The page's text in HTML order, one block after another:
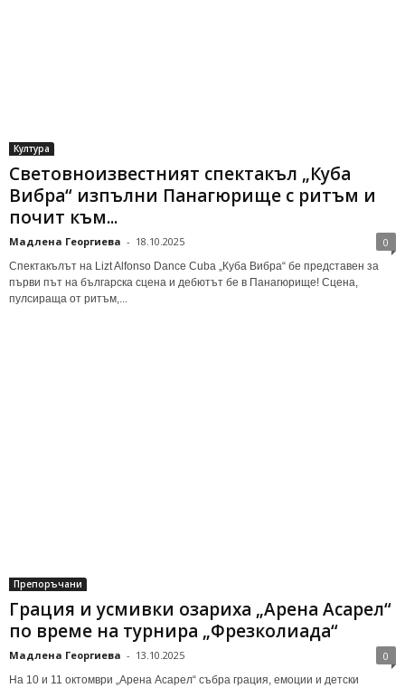
Култура
Световнoизвестният спектакъл „Куба
Вибра“ изпълни Панагюрище с ритъм и
почит към...
Мадлена Георгиева - 18.10.2025 0
Спектакълът на Lizt Alfonso Dance Cubа „Куба Вибра“ бе представен за
първи път на българска сцена и дебютът бе в Панагюрище! Сцена,
пулсираща от ритъм,...
Препоръчани
Грация и усмивки озариха „Арена Асарел“
по време на турнира „Фрезколиада“
Мадлена Георгиева - 13.10.2025 0
На 10 и 11 октомври „Арена Асарел“ събра грация, емоции и детски